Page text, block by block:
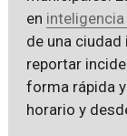
en
de una
reportar
forma rápida
horario y